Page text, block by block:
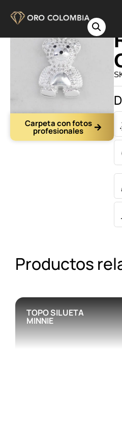
Carpeta con fotos
profesionales
Productos
TOPO SILUETA
MINNIE